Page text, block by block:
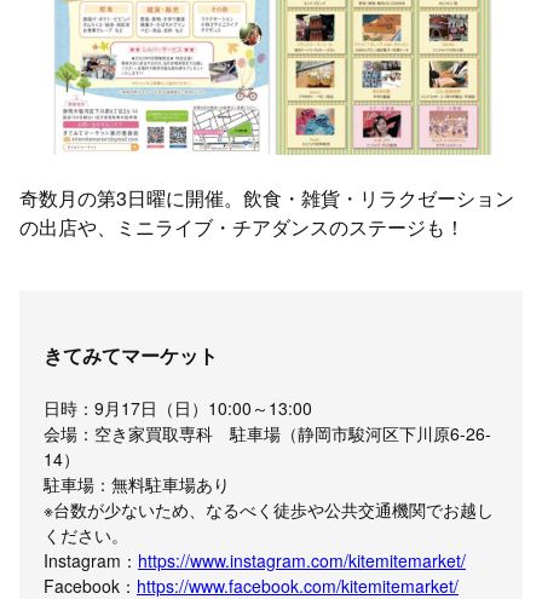
奇数月の第3日曜に開催。飲食・雑貨・リラクゼーション
の出店や、ミニライブ・チアダンスのステージも！
きてみてマーケット
日時：9月17日（日）10:00～13:00
会場：空き家買取専科 駐車場（静岡市駿河区下川原6-26-
14）
駐車場：無料駐車場あり
※台数が少ないため、なるべく徒歩や公共交通機関でお越し
ください。
Instagram： https://www.instagram.com/kitemitemarket/
Facebook： https://www.facebook.com/kitemitemarket/